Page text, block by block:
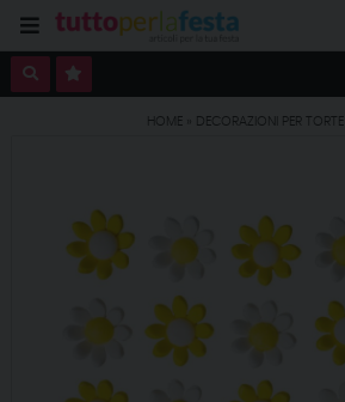
HOME DECORAZIONI PER TORTE